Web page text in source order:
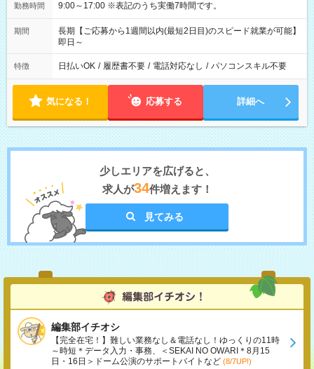
勤務時間 9:00～17:00 ※表記のうち実働7時間です。
期間
長期【ご応募から1週間以内(最短2日目)のスピード就業が可能】
即日～
特徴 日払いOK / 履歴書不要 / 電話対応なし / パソコンスキル不要
気になる！ 応募する 詳細へ
少しエリアを広げると、
求人が34件増えます！
見てみる
編集部イチオシ
【完全在宅！】難しい業務なし＆電話なし！ゆっくりの11時
～時短＊データ入力・事務、＜SEKAI NO OWARI＊8月15
日・16日＞ドーム公演のサポートバイトなど (8/7UP!)